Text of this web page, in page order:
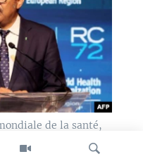
de la santé,